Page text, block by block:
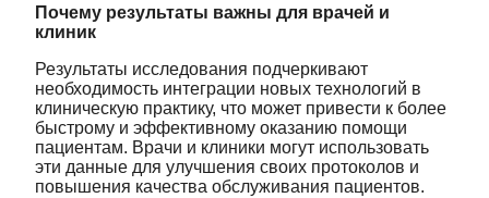
Почему результаты важны для врачей и
клиник
Результаты исследования подчеркивают
необходимость интеграции новых технологий в
клиническую практику, что может привести к более
быстрому и эффективному оказанию помощи
пациентам. Врачи и клиники могут использовать
эти данные для улучшения своих протоколов и
повышения качества обслуживания пациентов.